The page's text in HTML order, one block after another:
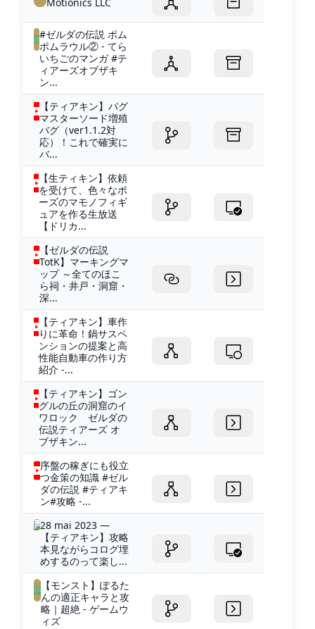
#ゼルダの伝説 ポム
ポムラウル② - てら
いちごのマンガ #テ
ィアーズオブザキ
ン...
【ティアキン】バグ
マスターソード増殖
バグ（ver1.1.2対
応）！これで確実に
バ...
【生ティキン】依頼
を受けて、色々なポ
ーズのマモノフィギ
ュアを作る生放送
【ドリカ...
【ゼルダの伝説
TotK】マーキングマ
ップ ～全てのほこ
ら祠・井戸・洞窟・
深...
【ティアキン】車作
りに革命！鍋サスペ
ンションの提案と高
性能自動車の作り方
紹介 -...
【ティアキン】ゴン
グルの丘の洞窟のイ
ワロック ゼルダの
伝説ティアーズ オ
ブザキン...
序盤の稼ぎにも役立
つ金策の知識 #ゼル
ダの伝説 #ティアキ
ン#攻略 -...
28 mai 2023 —
【ティアキン】攻略
本見ながらコログ埋
めするのって楽し...
【モンスト】ぽるた
んの適正キャラと攻
略｜超絶 - ゲームウ
ィズ